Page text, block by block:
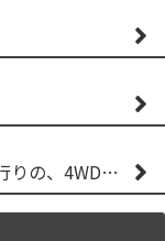
今日は、乗用草刈機の納品でした！ 流行りの、4WD！ #イセキアグリ #オーレック #四駆 #増税間近